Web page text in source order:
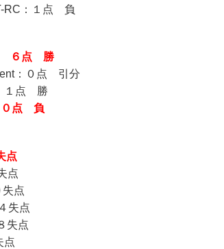
RC：１点 負
６点 勝
：０点 引分
１点 勝
点 負
点
点
点
点
点